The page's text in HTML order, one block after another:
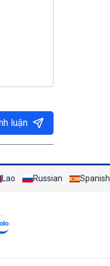
luận
Lao Russian Spanish